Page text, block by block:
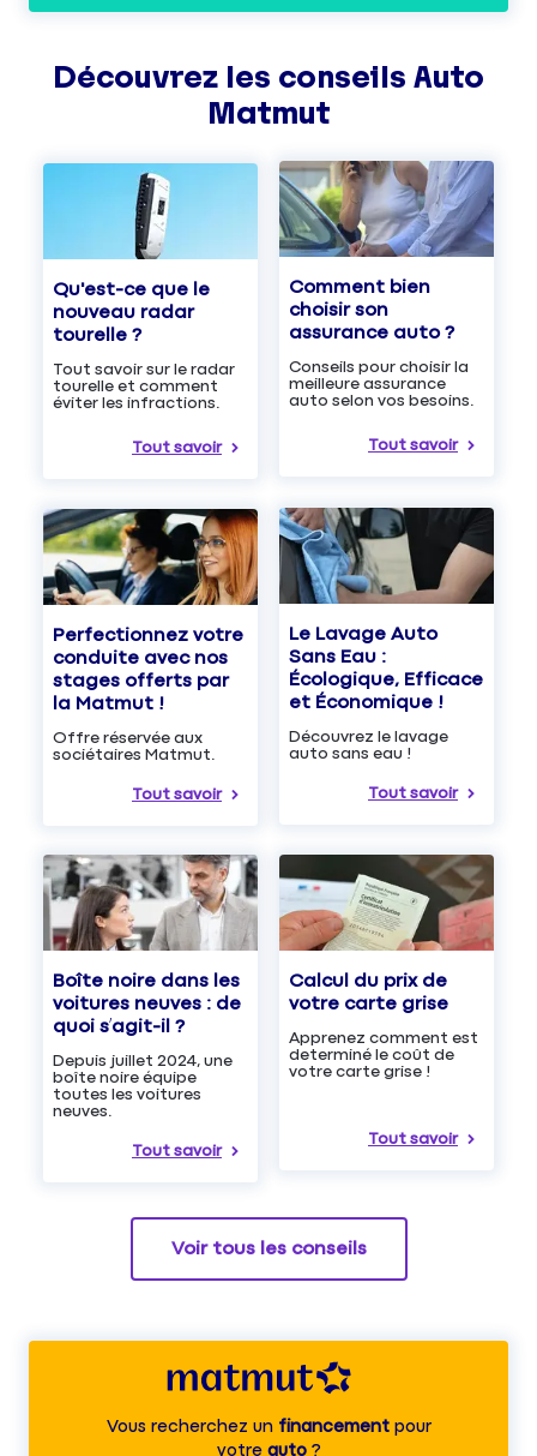
Découvrez les conseils Auto
Matmut
Qu'est-ce que le
nouveau radar
tourelle ?
Tout savoir sur le radar
tourelle et comment
éviter les infractions.
Tout savoir
Comment bien
choisir son
assurance auto ?
Conseils pour choisir la
meilleure assurance
auto selon vos besoins.
Tout savoir
Perfectionnez votre
conduite avec nos
stages offerts par
la Matmut !
Offre réservée aux
sociétaires Matmut.
Tout savoir
Le Lavage Auto
Sans Eau :
Écologique, Efficace
et Économique !
Découvrez le lavage
auto sans eau !
Tout savoir
Boîte noire dans les
voitures neuves : de
quoi s’agit-il ?
Depuis juillet 2024, une
boîte noire équipe
toutes les voitures
neuves.
Tout savoir
Calcul du prix de
votre carte grise
Apprenez comment est
determiné le coût de
votre carte grise !
Tout savoir
Voir tous les conseils
Vous recherchez unfinancementpour
votre auto?